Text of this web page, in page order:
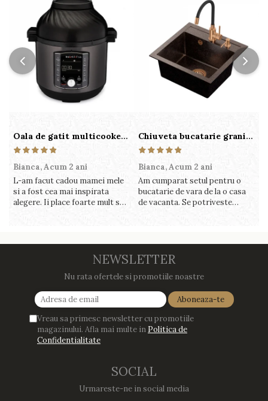
Oala de gatit multicooker 11 functii Instant Pot Pro Crisp 8 + Air Fryer 7.6 lt
Bianca,Acum 2 ani
L-am facut cadou mamei mele
si a fost cea mai inspirata
alegere. Ii place foarte mult sa
gandesc serios sa imi cumpar
si eu! Recomand mult !
Chiuveta bucatarie granit cu finisaj negru perlat/cupru Steingran Art Copper cu dozator si baterie Quadron
Bianca,Acum 2 ani
Am cumparat setul pentru o
bucatarie de vara de la o casa
de vacanta. Se potriveste
cu drag !
NEWSLETTER
Nu rata ofertele si promotiile noastre
Vreau sa primesc newsletter cu promotiile
magazinului. Afla mai multe in Politica de
Confidentialitate
SOCIAL
Urmareste-ne in social media